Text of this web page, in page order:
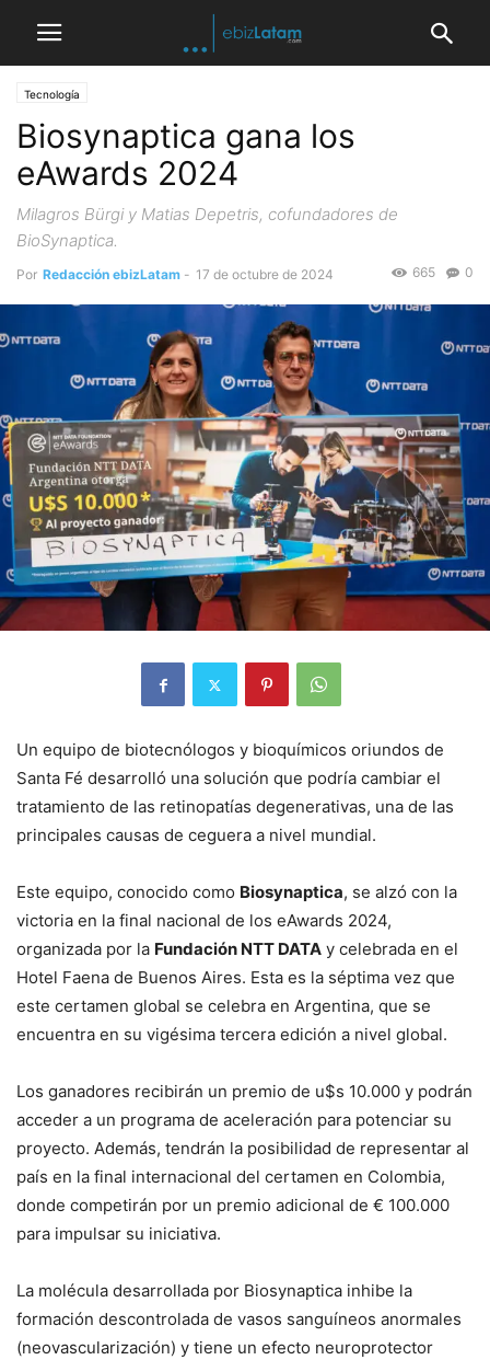
Tecnología
Biosynaptica gana los
eAwards 2024
Milagros Bürgi y Matias Depetris, cofundadores de
BioSynaptica.
Por Redacción ebizLatam - 17 de octubre de 2024 0
665
Un equipo de biotecnólogos y bioquímicos oriundos de
Santa Fé desarrolló una solución que podría cambiar el
tratamiento de las retinopatías degenerativas, una de las
principales causas de ceguera a nivel mundial.
Este equipo, conocido como Biosynaptica, se alzó con la
victoria en la final nacional de los eAwards 2024,
organizada por la Fundación NTT DATA y celebrada en el
Hotel Faena de Buenos Aires. Esta es la séptima vez que
este certamen global se celebra en Argentina, que se
encuentra en su vigésima tercera edición a nivel global.
Los ganadores recibirán un premio de u$s 10.000 y podrán
acceder a un programa de aceleración para potenciar su
proyecto. Además, tendrán la posibilidad de representar al
país en la final internacional del certamen en Colombia,
donde competirán por un premio adicional de € 100.000
para impulsar su iniciativa.
La molécula desarrollada por Biosynaptica inhibe la
formación descontrolada de vasos sanguíneos anormales
(neovascularización) y tiene un efecto neuroprotector